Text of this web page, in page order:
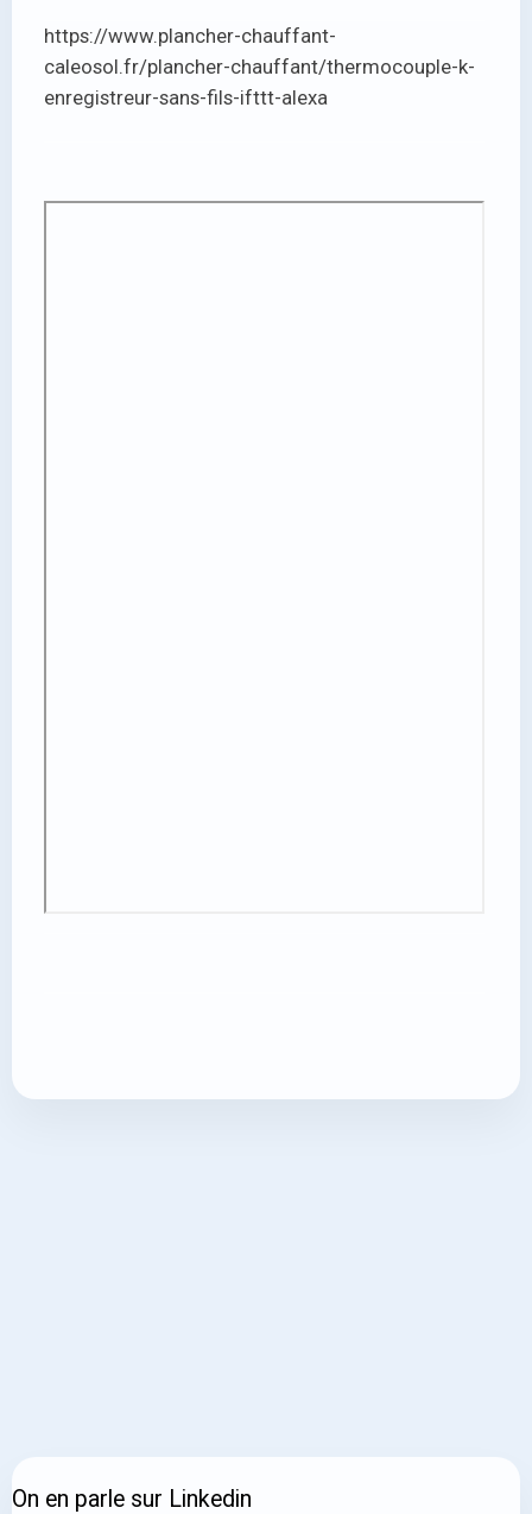
https://www.plancher-chauffant-
caleosol.fr/plancher-chauffant/thermocouple-k-
enregistreur-sans-fils-ifttt-alexa
On en parle sur Linkedin